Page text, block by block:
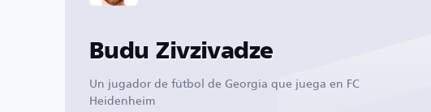
Budu Zivzivadze
Un jugador de fútbol de Georgia que juega en FC
Heidenheim